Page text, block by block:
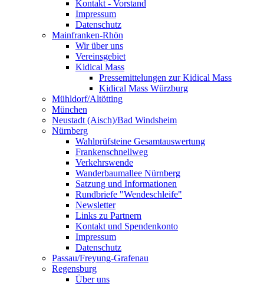
Kontakt - Vorstand
Impressum
Datenschutz
Mainfranken-Rhön
Wir über uns
Vereinsgebiet
Kidical Mass
Pressemittelungen zur Kidical Mass
Kidical Mass Würzburg
Mühldorf/Altötting
München
Neustadt (Aisch)/Bad Windsheim
Nürnberg
Wahlprüfsteine Gesamtauswertung
Frankenschnellweg
Verkehrswende
Wanderbaumallee Nürnberg
Satzung und Informationen
Rundbriefe "Wendeschleife"
Newsletter
Links zu Partnern
Kontakt und Spendenkonto
Impressum
Datenschutz
Passau/Freyung-Grafenau
Regensburg
Über uns